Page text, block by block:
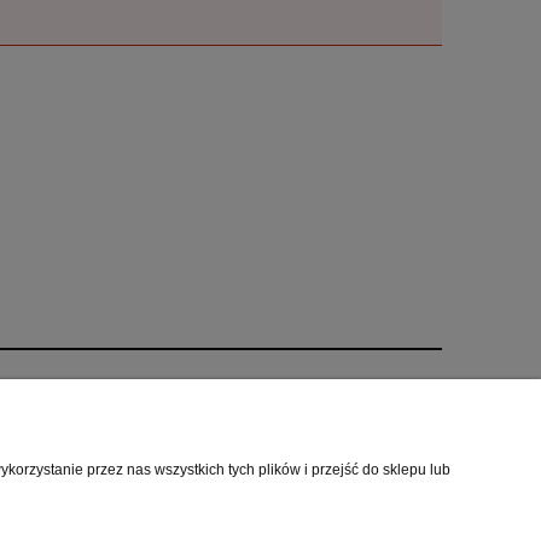
O firmie
przez nas wszystkich tych plików i przejść do sklepu lub